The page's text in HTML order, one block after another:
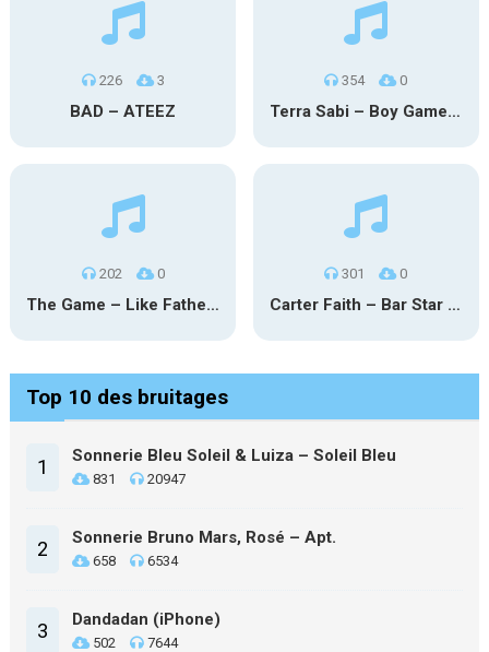
226 3
BAD – ATEEZ
354 0
Terra Sabi – Boy Game X Marcia Cruz
202 0
The Game – Like Father Like Daughter
301 0
Carter Faith – Bar Star Vevo
Top 10 des bruitages
1 Sonnerie Bleu Soleil & Luiza – Soleil Bleu
831 20947
2 Sonnerie Bruno Mars, Rosé – Apt.
658 6534
3 Dandadan (iPhone)
502 7644